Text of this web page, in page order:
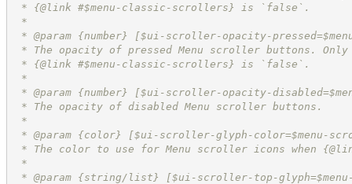
* {@link #$menu-classic-scrollers} is `false`.
*
* @param {number} [$ui-scroller-opacity-
* The opacity of pressed Menu scroller buttons. Only
* {@link #$menu-classic-scrollers} is `false`.
*
* @param {number} [$ui-scroller-opacity-
* The opacity of disabled Menu scroller buttons.
*
* @param {color} [$ui-scroller-glyph-color=$menu-
* The color to use for Menu scroller icons when
*
* @param {string/list} [$ui-scroller-top-